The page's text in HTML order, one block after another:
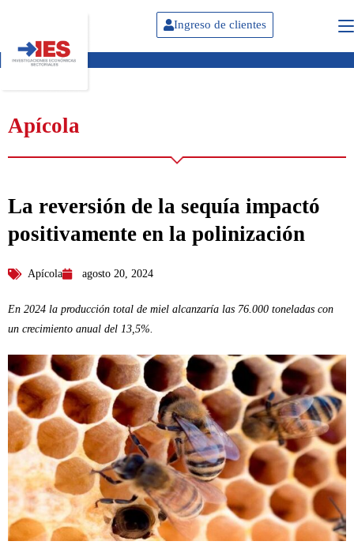
Ingreso de clientes
Apícola
La reversión de la sequía impactó
positivamente en la polinización
Apícola agosto 20, 2024
En 2024 la producción total de miel alcanzaría las 76.000 toneladas con
un crecimiento anual del 13,5%.